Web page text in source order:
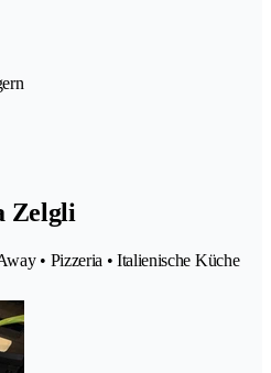
Zelgli
• Pizzeria • Italienische Küche